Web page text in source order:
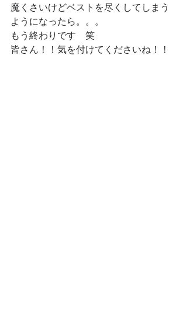
魔くさいけどベストを尽くしてしまう
ようになったら。。。
もう終わりです　笑
皆さん！！気を付けてくださいね！！